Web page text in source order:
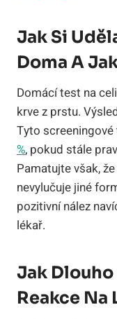
Jak Si
Doma A
Domácí test na
krve z prstu.
Tyto
%, pokud stále
Pamatujte však,
nevylučuje jiné
pozitivní nález
lékař.
Jak
Reakce Na